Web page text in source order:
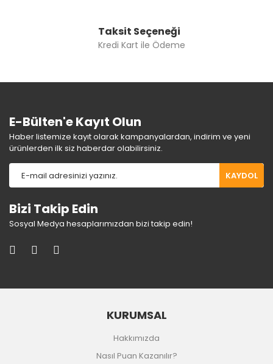
Taksit Seçeneği
Kredi Kart ile Ödeme
E-Bülten'e Kayıt Olun
Haber listemize kayıt olarak kampanyalardan, indirim ve yeni
ürünlerden ilk siz haberdar olabilirsiniz.
KAYDOL
Bizi Takip Edin
Sosyal Medya hesaplarımızdan bizi takip edin!
KURUMSAL
Hakkımızda
Nasıl Puan Kazanılır?